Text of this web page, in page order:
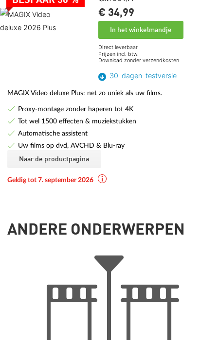
€ 34,99
In het winkelmandje
Direct leverbaar
Prijzen incl. btw.
Download zonder verzendkosten
30-dagen-testversie
MAGIX Video deluxe Plus: net zo uniek als uw films.
Proxy-montage zonder haperen tot 4K
Tot wel 1500 effecten & muziekstukken
Automatische assistent
Uw films op dvd, AVCHD & Blu-ray
Naar de productpagina
Geldig tot 7. september 2026
ANDERE ONDERWERPEN